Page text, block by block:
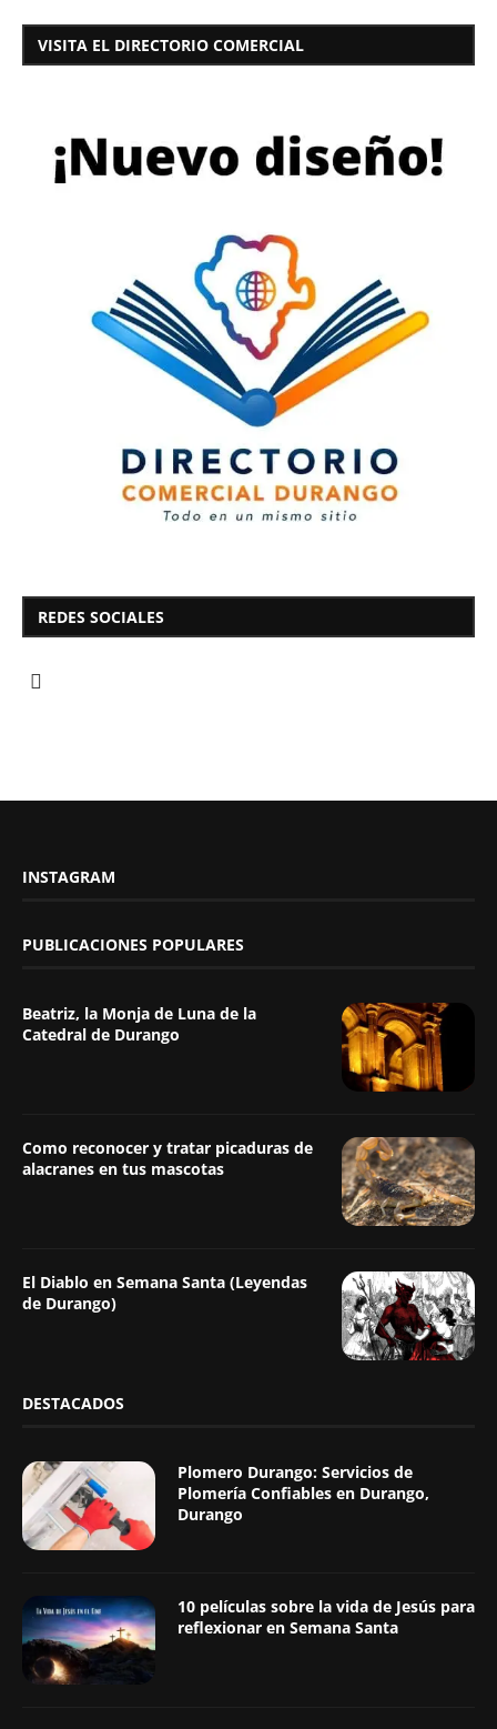
VISITA EL DIRECTORIO COMERCIAL
REDES SOCIALES
INSTAGRAM
PUBLICACIONES POPULARES
Beatriz, la Monja de Luna de la
Catedral de Durango
Como reconocer y tratar picaduras de
alacranes en tus mascotas
El Diablo en Semana Santa (Leyendas
de Durango)
DESTACADOS
Plomero Durango: Servicios de
Plomería Confiables en Durango,
Durango
10 películas sobre la vida de Jesús para
reflexionar en Semana Santa